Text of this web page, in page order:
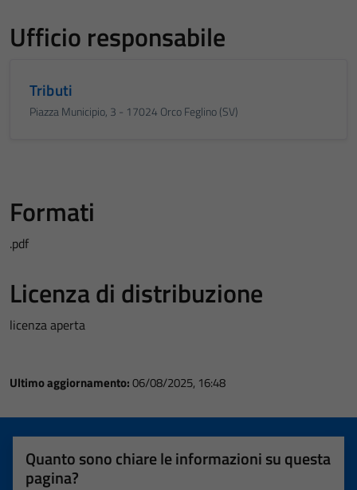
Ufficio responsabile
Tributi
Piazza Municipio, 3 - 17024 Orco Feglino (SV)
Formati
.pdf
Licenza di distribuzione
licenza aperta
Ultimo aggiornamento:06/08/2025, 16:48
Quanto sono chiare le informazioni su questa
pagina?